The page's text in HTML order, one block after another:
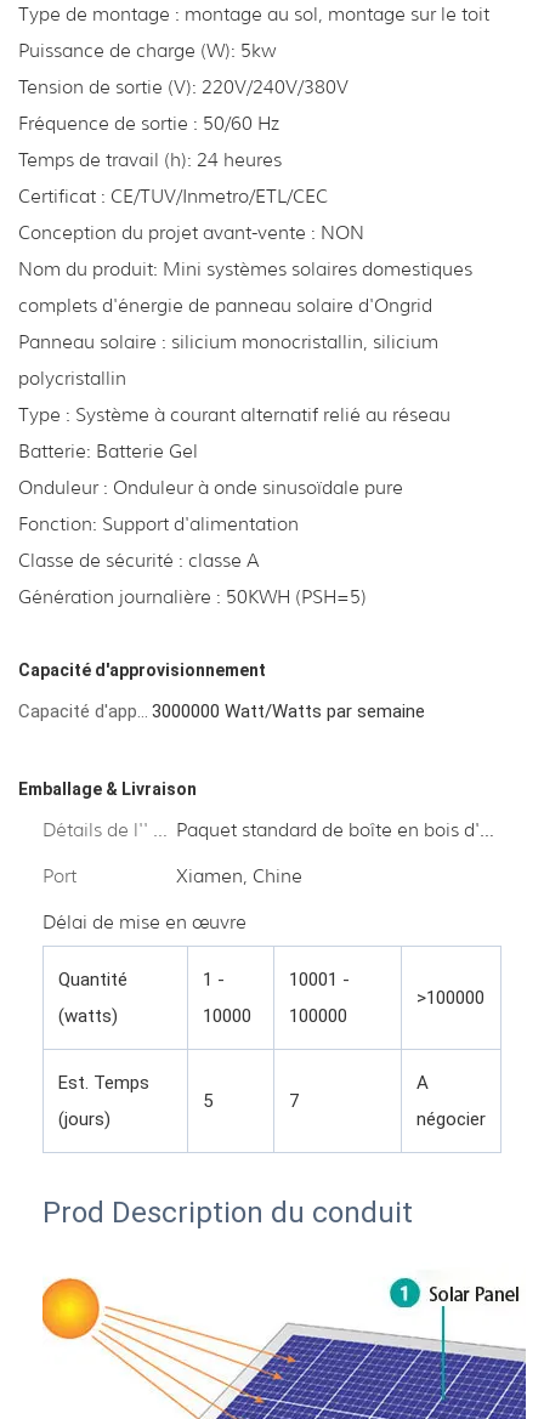
Type de montage : montage au sol, montage sur le toit
Puissance de charge (W): 5kw
Tension de sortie (V): 220V/240V/380V
Fréquence de sortie : 50/60 Hz
Temps de travail (h): 24 heures
Certificat : CE/TUV/Inmetro/ETL/CEC
Conception du projet avant-vente : NON
Nom du produit: Mini systèmes solaires domestiques
complets d'énergie de panneau solaire d'Ongrid
Panneau solaire : silicium monocristallin, silicium
polycristallin
Type : Système à courant alternatif relié au réseau
Batterie: Batterie Gel
Onduleur : Onduleur à onde sinusoïdale pure
Fonction: Support d'alimentation
Classe de sécurité : classe A
Génération journalière : 50KWH (PSH=5)
Capacité d'approvisionnement
Capacité d'approvisionnement 3000000 Watt/Watts par semaine
Emballage & Livraison
Détails de l'' emballage Paquet standard de boîte en bois d'exportation
Port Xiamen, Chine
Délai de mise en œuvre
Quantité
(watts)
1 -
10000
10001 -
100000
>100000
Est. Temps
(jours)
5 7
A
négocier
Prod Description du conduit